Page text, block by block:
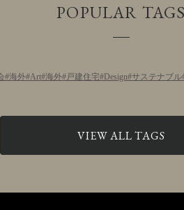
POPULAR TAGS
海外 Art 海外 戸建住宅 Design サステナブル
VIEW ALL TAGS